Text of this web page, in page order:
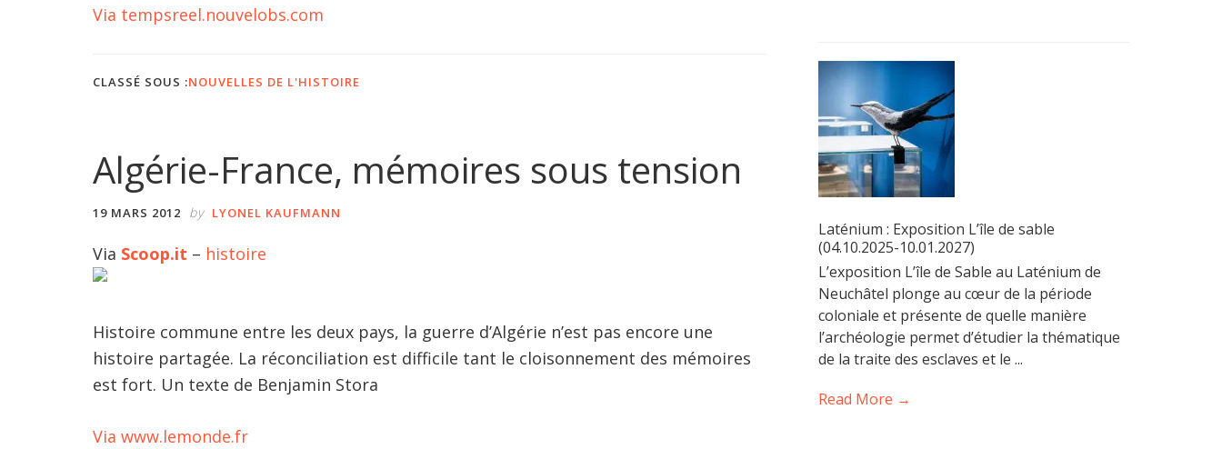
Via tempsreel.nouvelobs.com
CLASSÉ SOUS :NOUVELLES DE L'HISTOIRE
Algérie-France, mémoires sous tension
19 MARS 2012 by LYONEL KAUFMANN
Via Scoop.it – histoire
Histoire commune entre les deux pays, la guerre d’Algérie n’est pas encore une
histoire partagée. La réconciliation est difficile tant le cloisonnement des mémoires
est fort. Un texte de Benjamin Stora
Via www.lemonde.fr
Laténium : Exposition L’île de sable
(04.10.2025-10.01.2027)
L’exposition L’île de Sable au Laténium de
Neuchâtel plonge au cœur de la période
coloniale et présente de quelle manière
l’archéologie permet d’étudier la thématique
de la traite des esclaves et le ...
Read More →